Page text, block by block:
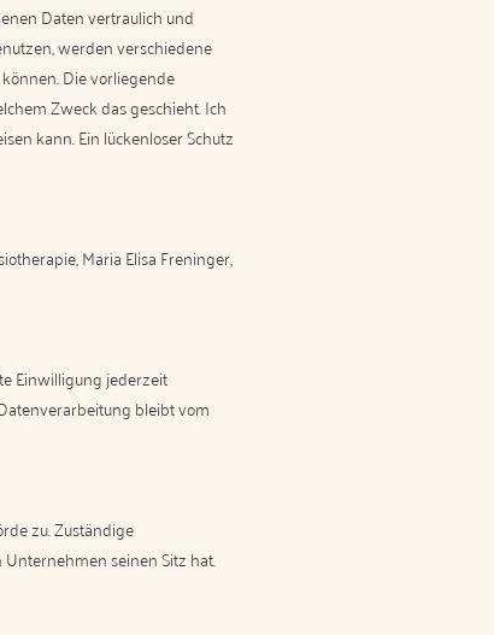
Daten vertraulich und
werden verschiedene
Die vorliegende
Zweck das geschieht. Ich
kann. Ein lückenloser Schutz
Maria Elisa Freninger,
Einwilligung jederzeit
bleibt vom
zu. Zuständige
seinen Sitz hat.